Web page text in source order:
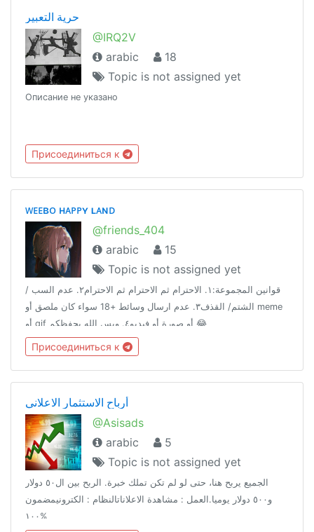
حرية التعبير
@IRQ2V
arabic
18
Topic is not assigned yet
Описание не указано
Присоединиться к
ᴡᴇᴇʙᴏ ʜᴀᴘᴘʏ ʟᴀɴᴅ
@friends_404
arabic
15
Topic is not assigned yet
قوانين المجموعة:١. الاحترام ثم الاحترام ثم الاحترام٢. عدم السب /
الشتم/ القذف٣. عدم ارسال وسائط +18 سواء كان ملصق أو meme
أو gif أو صورة أو فيديو٤. وبس الله يحفظكم 😂
Присоединиться к
أرباح الاستثمار الاعلاني
@Asisads
arabic
5
Topic is not assigned yet
الجميع يربح هنا، حتى لو لم تكن تملك خبرة. الربح بين ال٥٠ دولار
و٥٠٠ دولار يوميا.العمل : مشاهدة الاعلاناتالنظام : الكترونيمضمون
١٠٠%